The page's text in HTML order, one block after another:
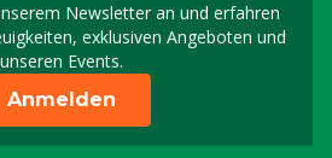
Newsletter an und erfahren
exklusiven Angeboten und
unseren Events.
Melden Sie sich für
Anmelden